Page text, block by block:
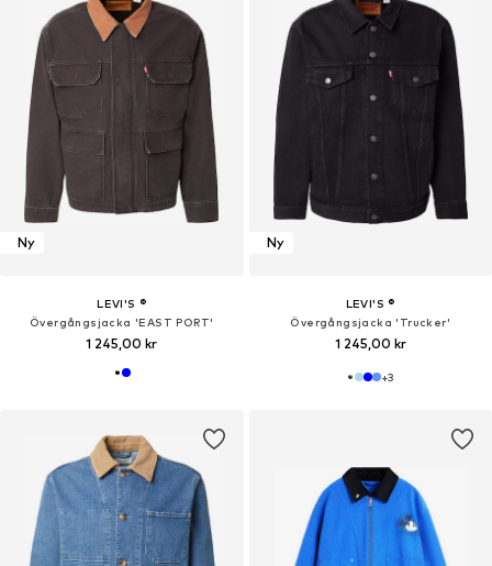
Ny
LEVI'S ®
Övergångsjacka 'EAST PORT'
1 245,00 kr
Ny
LEVI'S ®
Övergångsjacka 'Trucker'
1 245,00 kr
+3